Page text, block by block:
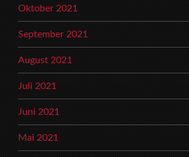
Oktober 2021
September 2021
August 2021
Juli 2021
Juni 2021
Mai 2021